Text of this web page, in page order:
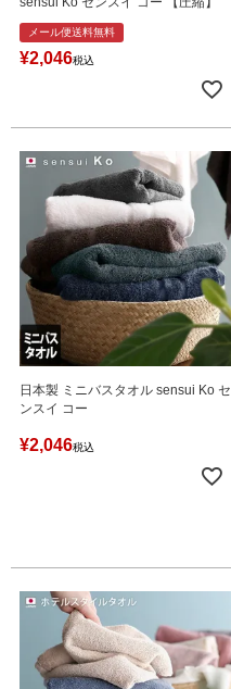
メール便送料無料
¥2,046税込
日本製 ミニバスタオル sensui Ko セ
ンスイ コー
¥2,046税込